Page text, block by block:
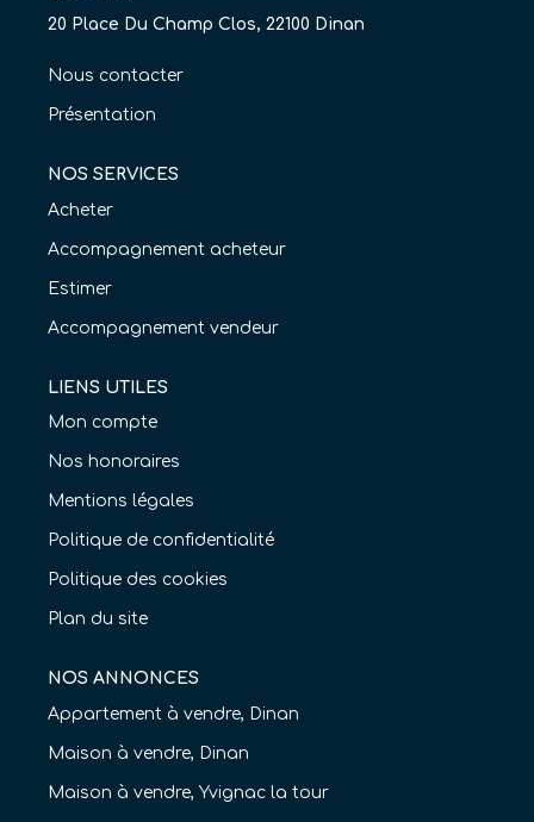
20 Place Du Champ Clos, 22100 Dinan
Nous contacter
Présentation
NOS SERVICES
Acheter
Accompagnement acheteur
Estimer
Accompagnement vendeur
LIENS UTILES
Mon compte
Nos honoraires
Mentions légales
Politique de confidentialité
Politique des cookies
Plan du site
NOS ANNONCES
Appartement à vendre, Dinan
Maison à vendre, Dinan
Maison à vendre, Yvignac la tour